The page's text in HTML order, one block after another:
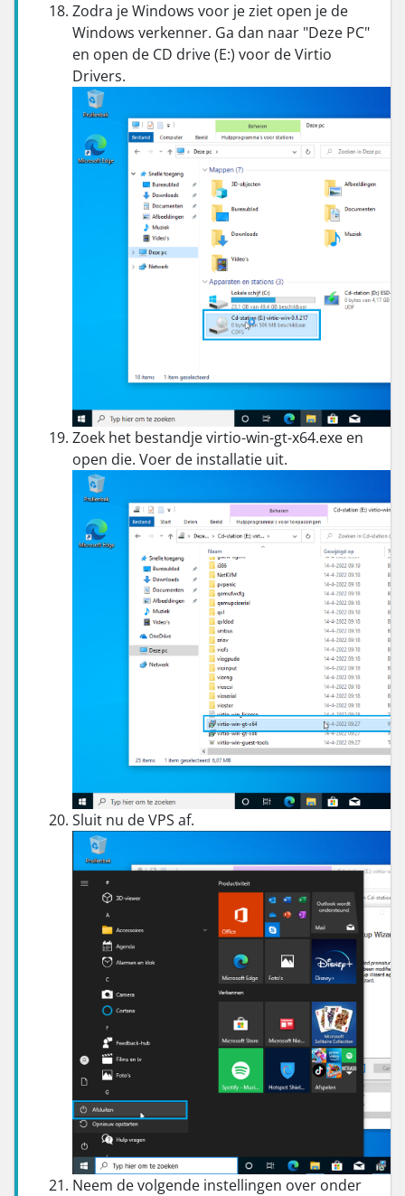
Zodra je Windows voor je ziet open je de
Windows verkenner. Ga dan naar "Deze PC"
en open de CD drive (E:) voor de Virtio
Drivers.
Zoek het bestandje virtio-win-gt-x64.exe en
open die. Voer de installatie uit.
Sluit nu de VPS af.
Neem de volgende instellingen over onder